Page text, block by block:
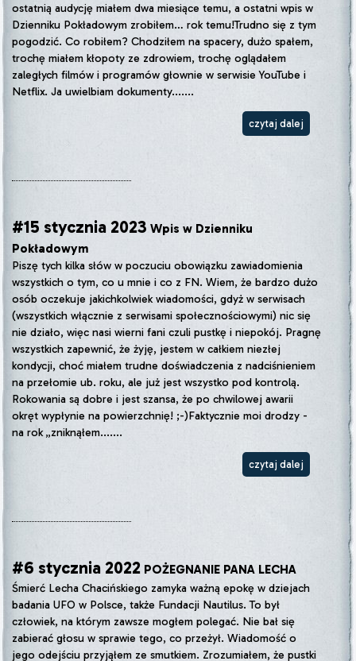
ostatnią audycję miałem dwa miesiące temu, a ostatni wpis w
Dzienniku Pokładowym zrobiłem… rok temu!Trudno się z tym
pogodzić. Co robiłem? Chodziłem na spacery, dużo spałem,
trochę miałem kłopoty ze zdrowiem, trochę oglądałem
zaległych filmów i programów głownie w serwisie YouTube i
Netflix. Ja uwielbiam dokumenty.......
czytaj dalej
#15 stycznia 2023 Wpis w Dzienniku
Pokładowym
Piszę tych kilka słów w poczuciu obowiązku zawiadomienia
wszystkich o tym, co u mnie i co z FN. Wiem, że bardzo dużo
osób oczekuje jakichkolwiek wiadomości, gdyż w serwisach
(wszystkich włącznie z serwisami społecznościowymi) nic się
nie działo, więc nasi wierni fani czuli pustkę i niepokój. Pragnę
wszystkich zapewnić, że żyję, jestem w całkiem niezłej
kondycji, choć miałem trudne doświadczenia z nadciśnieniem
na przełomie ub. roku, ale już jest wszystko pod kontrolą.
Rokowania są dobre i jest szansa, że po chwilowej awarii
okręt wypłynie na powierzchnię! ;-)Faktycznie moi drodzy -
na rok „zniknąłem.......
czytaj dalej
#6 stycznia 2022 POŻEGNANIE PANA LECHA
Śmierć Lecha Chacińskiego zamyka ważną epokę w dziejach
badania UFO w Polsce, także Fundacji Nautilus. To był
człowiek, na którym zawsze mogłem polegać. Nie bał się
zabierać głosu w sprawie tego, co przeżył. Wiadomość o
jego odejściu przyjąłem ze smutkiem. Zrozumiałem, że pustki